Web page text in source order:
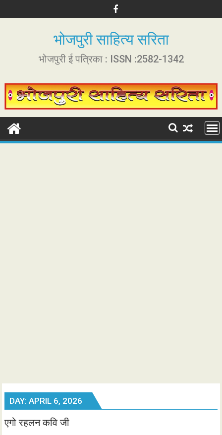
k
भोजपुरी साहित्य सरिता
भोजपुरी ई पत्रिका : ISSN :2582-1342
DAY:APRIL 6, 2026
एगो रहलन कवि जी